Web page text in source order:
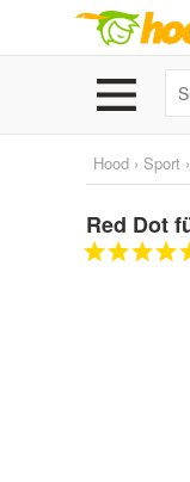
Hood › Sport ›
Red Dot